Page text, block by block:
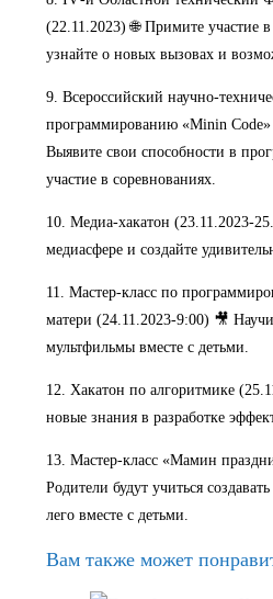
(22.11.2023) 🌐 Примите участие
узнайте о новых вызовах и
9. Всероссийский научно-
программированию «Minin
Выявите свои способности в
участие в соревнованиях.
10. Медиа-хакатон (23.11.2023-
медиасфере и создайте
11. Мастер-класс по
матери (24.11.2023-9:00) 🎥
мультфильмы вместе с детьми.
12. Хакатон по алгоритмике
новые знания в разработке
13. Мастер-класс «Мамин
Родители будут учиться
лего вместе с детьми.
Вам также может